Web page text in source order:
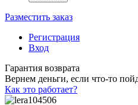
Разместить заказ
Регистрация
Вход
Гарантия возврата
Вернем деньги, если что-то
Как это работает?